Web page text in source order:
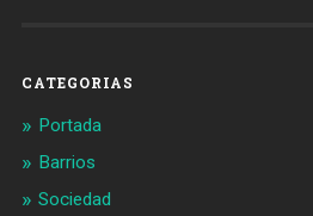
CATEGORIAS
Portada
Barrios
Sociedad